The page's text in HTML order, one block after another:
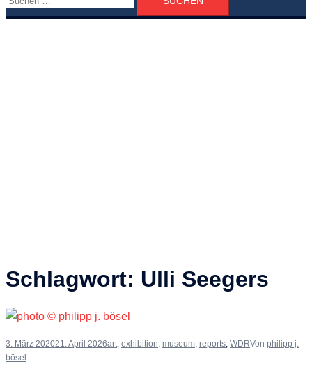
nach:
Schlagwort: Ulli Seegers
3. März 202021. April 2026art, exhibition, museum, reports, WDRVon philipp j.
bösel